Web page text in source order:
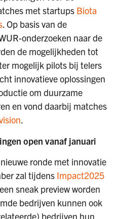
met startups Biota
. Op basis van de
onderzoeken naar de
de mogelijkheden tot
mogelijk pilots bij telers
innovatieve oplossingen
om duurzame
en vond daarbij matches
.
open vanaf januari
ronde met innovatie
zal tijdens Impact2025
sneak preview worden
bedrijven kunnen ook
bedrijven hun